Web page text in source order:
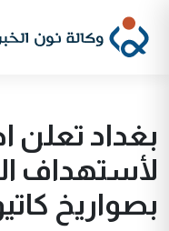
بغداد تعلن
لأستهداف
بصواريخ